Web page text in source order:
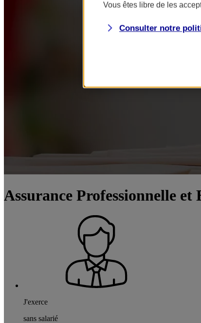
Assurance Professionnelle et
J'exerce
sans salarié
Vous êtes libre de les
Consulter notre